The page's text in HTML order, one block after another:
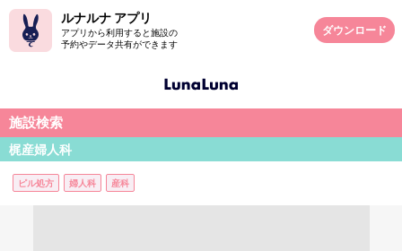
ルナルナ アプリ
アプリから利用すると施設の
予約やデータ共有ができます
ダウンロード
施設検索
梶産婦人科
ピル処方 婦人科 産科